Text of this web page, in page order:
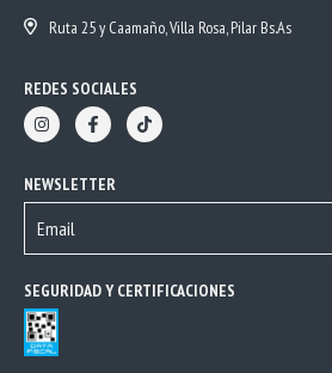
Ruta 25 y Caamaño, Villa Rosa, Pilar Bs.As
REDES SOCIALES
NEWSLETTER
SEGURIDAD Y CERTIFICACIONES